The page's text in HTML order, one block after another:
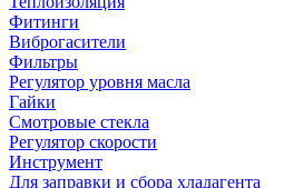
Фитинги
Виброгасители
Фильтры
Регулятор уровня масла
Гайки
Смотровые стекла
Регулятор скорости
Инструмент
Для заправки и сбора хладагента